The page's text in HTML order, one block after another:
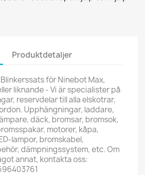
Produktdetaljer
för Ninebot Max,
liknande - Vi är specialister på
reservdelar till alla elskotrar,
Upphängningar, laddare,
däck, bromsar, bromsok,
motorer, kåpa,
lampor, bromskabel,
dämpningssystem, etc. Om
annat, kontakta oss: